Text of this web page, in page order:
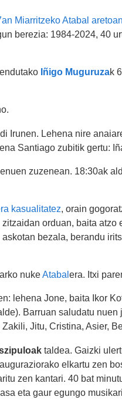
Miarritzeko Atabal aretoan
berezia: 1984-2024, 40
Iñigo Muguruzak
Irunen. Lehena nire
Santiago zubitik gertu:
zuzenean. 18:30ak
kasualitatez, orain
orduan, baita atzo
bezala, berandu
nukeAtabalera. Itxi
lehena Jone, baita Ikor
Barruan saludatu
Jitu, Cristina, Asier,
taldea. Gaizki
elkartu zen
zen kantari. 40 bat
eta gaur egungo